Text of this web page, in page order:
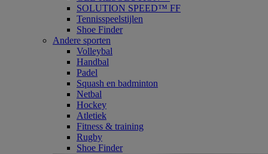
SOLUTION SPEED™ FF
Tennisspeelstijlen
Shoe Finder
Andere sporten
Volleybal
Handbal
Padel
Squash en badminton
Netbal
Hockey
Atletiek
Fitness & training
Rugby
Shoe Finder